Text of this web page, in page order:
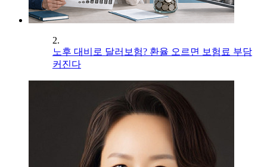
2.
노후 대비로 달러보험? 환율 오르면 보험료 부담
커진다